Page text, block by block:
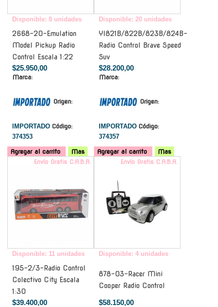
Disponible: 8 unidades
2668-20-Emulation
Model Pickup Radio
Control Escala 1:22
$25.950,00
Marca:
Origen:
IMPORTADO Código:
374353
Agregar al carrito Mas
Disponible: 20 unidades
Yl821B/822B/823B/824B-
Radio Control Brave Speed
Suv
$28.200,00
Marca:
Origen:
IMPORTADO Código:
374357
Agregar al carrito
Mas
Envío Gratis C.A.B.A.
Disponible: 11 unidades
195-2/3-Radio Control
Colectivo City Escala
1:30
$39.400,00
Envío Gratis C.A.B.A.
Disponible: 4 unidades
878-03-Racer Mini
Cooper Radio Control
$58.150,00